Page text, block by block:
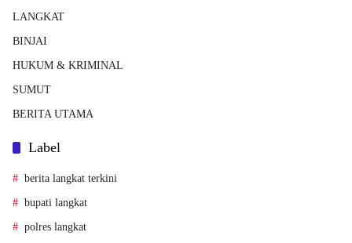
LANGKAT
BINJAI
HUKUM & KRIMINAL
SUMUT
BERITA UTAMA
Label
berita langkat terkini
bupati langkat
polres langkat